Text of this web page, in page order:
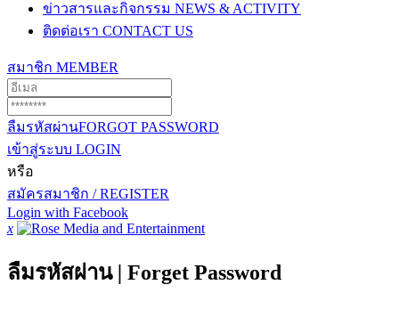
ข่าวสารและกิจกรรม NEWS & ACTIVITY
ติดต่อเรา CONTACT US
สมาชิก MEMBER
ลืมรหัสผ่านFORGOT PASSWORD
เข้าสู่ระบบ LOGIN
หรือ
สมัครสมาชิก / REGISTER
Login with Facebook
x
ลืมรหัสผ่าน | Forget Password